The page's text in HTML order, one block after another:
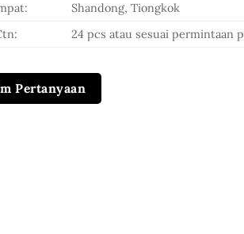
Shandong, Tiongkok
24 pcs atau sesuai permintaan
Pertanyaan